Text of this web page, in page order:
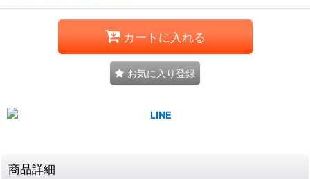
カートに入れる
お気に入り登録
商品詳細